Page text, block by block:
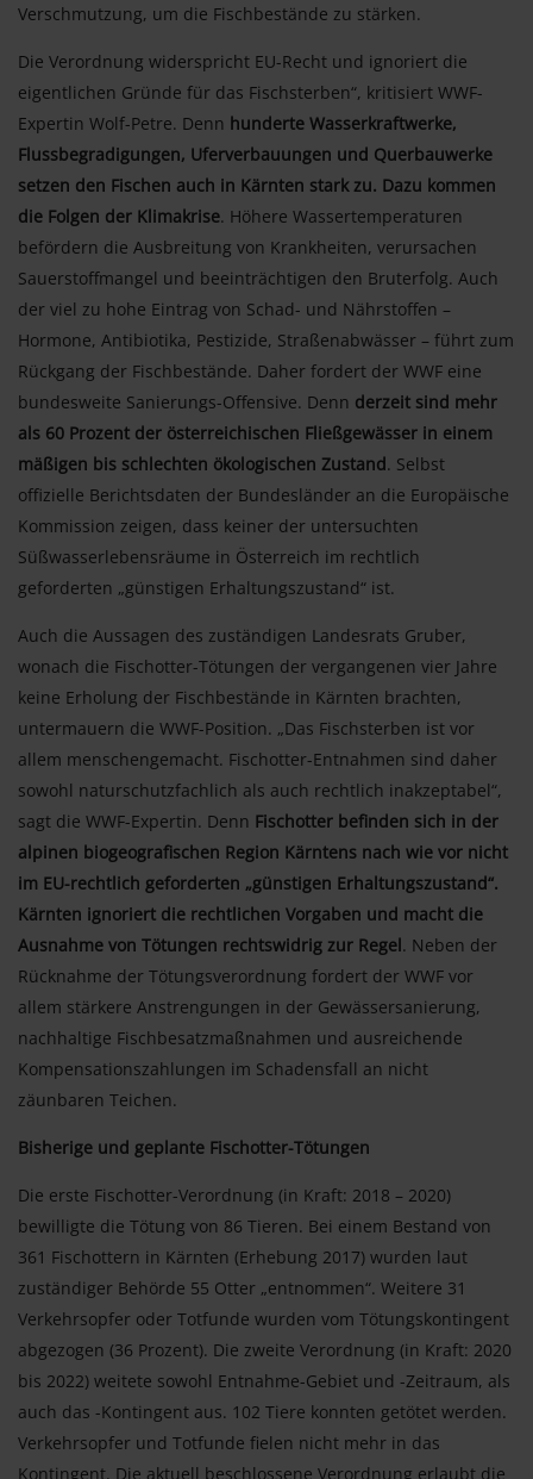
Verschmutzung, um die Fischbestände zu stärken.
Die Verordnung widerspricht EU-Recht und ignoriert die
eigentlichen Gründe für das Fischsterben“, kritisiert WWF-
Expertin Wolf-Petre. Denn hunderte Wasserkraftwerke,
Flussbegradigungen, Uferverbauungen und Querbauwerke
setzen den Fischen auch in Kärnten stark zu. Dazu kommen
die Folgen der Klimakrise. Höhere Wassertemperaturen
befördern die Ausbreitung von Krankheiten, verursachen
Sauerstoffmangel und beeinträchtigen den Bruterfolg. Auch
der viel zu hohe Eintrag von Schad- und Nährstoffen –
Hormone, Antibiotika, Pestizide, Straßenabwässer – führt zum
Rückgang der Fischbestände. Daher fordert der WWF eine
bundesweite Sanierungs-Offensive. Denn derzeit sind mehr
als 60 Prozent der österreichischen Fließgewässer in einem
mäßigen bis schlechten ökologischen Zustand. Selbst
offizielle Berichtsdaten der Bundesländer an die Europäische
Kommission zeigen, dass keiner der untersuchten
Süßwasserlebensräume in Österreich im rechtlich
geforderten „günstigen Erhaltungszustand“ ist.
Auch die Aussagen des zuständigen Landesrats Gruber,
wonach die Fischotter-Tötungen der vergangenen vier Jahre
keine Erholung der Fischbestände in Kärnten brachten,
untermauern die WWF-Position. „Das Fischsterben ist vor
allem menschengemacht. Fischotter-Entnahmen sind daher
sowohl naturschutzfachlich als auch rechtlich inakzeptabel“,
sagt die WWF-Expertin. Denn Fischotter befinden sich in der
alpinen biogeografischen Region Kärntens nach wie vor nicht
im EU-rechtlich geforderten „günstigen Erhaltungszustand“.
Kärnten ignoriert die rechtlichen Vorgaben und macht die
Ausnahme von Tötungen rechtswidrig zur Regel. Neben der
Rücknahme der Tötungsverordnung fordert der WWF vor
allem stärkere Anstrengungen in der Gewässersanierung,
nachhaltige Fischbesatzmaßnahmen und ausreichende
Kompensationszahlungen im Schadensfall an nicht
zäunbaren Teichen.
Bisherige und geplante Fischotter-Tötungen
Die erste Fischotter-Verordnung (in Kraft: 2018 – 2020)
bewilligte die Tötung von 86 Tieren. Bei einem Bestand von
361 Fischottern in Kärnten (Erhebung 2017) wurden laut
zuständiger Behörde 55 Otter „entnommen“. Weitere 31
Verkehrsopfer oder Totfunde wurden vom Tötungskontingent
abgezogen (36 Prozent). Die zweite Verordnung (in Kraft: 2020
bis 2022) weitete sowohl Entnahme-Gebiet und -Zeitraum, als
auch das -Kontingent aus. 102 Tiere konnten getötet werden.
Verkehrsopfer und Totfunde fielen nicht mehr in das
Kontingent. Die aktuell beschlossene Verordnung erlaubt die